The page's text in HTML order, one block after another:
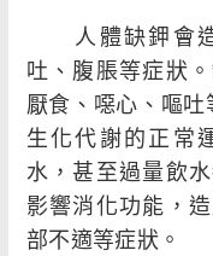
人體缺鉀會造
吐、腹脹等症狀
厭食、噁心、嘔
生化代謝的正常
水，甚至過量飲
影響消化功能，
部不適等症狀。